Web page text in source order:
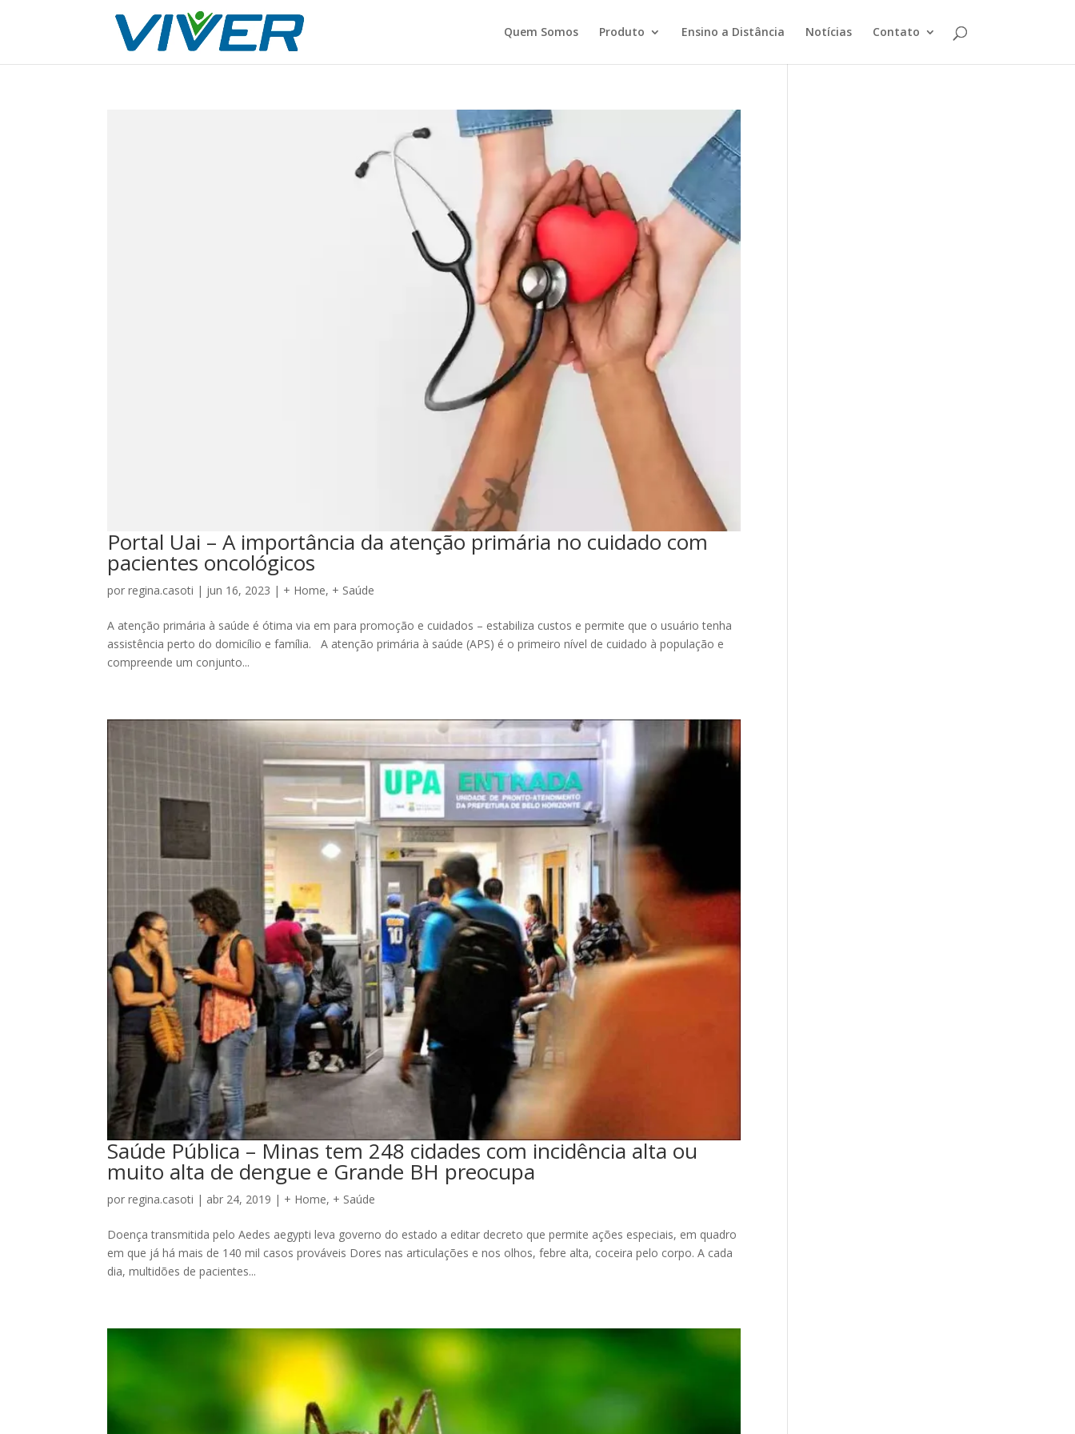
Quem Somos Produto Ensino a Distância Notícias Contato
Portal Uai – A importância da atenção primária no cuidado com
pacientes oncológicos
porregina.casoti | jun 16, 2023 | + Home, + Saúde
A atenção primária à saúde é ótima via em para promoção e cuidados – estabiliza custos e permite que o usuário tenha
assistência perto do domicílio e família. A atenção primária à saúde (APS) é o primeiro nível de cuidado à população e
compreende um conjunto...
Saúde Pública – Minas tem 248 cidades com incidência alta ou
muito alta de dengue e Grande BH preocupa
porregina.casoti | abr 24, 2019 | + Home, + Saúde
Doença transmitida pelo Aedes aegypti leva governo do estado a editar decreto que permite ações especiais, em quadro
em que já há mais de 140 mil casos prováveis Dores nas articulações e nos olhos, febre alta, coceira pelo corpo. A cada
dia, multidões de pacientes...